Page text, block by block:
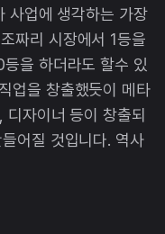
사업에 생각하는 가장
짜리 시장에서 1등을
을 하더라도 할수 있
업을 창출했듯이 메타
자이너 등이 창출되
어질 것입니다. 역사